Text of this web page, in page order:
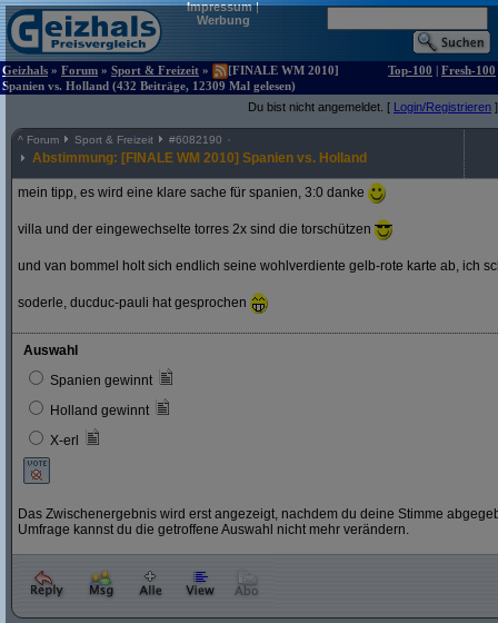
Impressum|
Werbung
Geizhals » Forum » Sport & Freizeit »
[FINALE WM 2010]
Spanien vs. Holland (432 Beiträge, 12309 Mal gelesen)
Top-100 | Fresh-100
Du bist nicht angemeldet. [ Login/Registrieren ]
^ Forum Sport & Freizeit #6082190
Abstimmung: [FINALE WM 2010] Spanien vs. Holland
mein tipp, es wird eine klare sache für spanien, 3:0 danke
villa und der eingewechselte torres 2x sind die torschützen
und van bommel holt sich endlich seine wohlverdiente gelb-rote karte ab, ich
soderle, ducduc-pauli hat gesprochen
Auswahl
Spanien gewinnt
Holland gewinnt
X-erl
Das Zwischenergebnis wird erst angezeigt, nachdem du deine Stimme
Umfrage kannst du die getroffene Auswahl nicht mehr verändern.